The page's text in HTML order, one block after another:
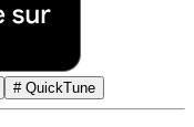
# QuickTune